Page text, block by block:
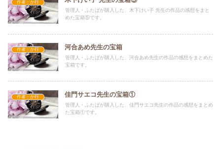
作者：か行
管理人・ふたばが購入した、木下けい子 先生の作品の感想をまと
めた宝箱⑤です。
作者：か行 河合あめ先生の宝箱
管理人・ふたばが購入した、河合あめ先生の作品の感想をまとめた
宝箱です。
作者：か行 佳門サエコ先生の宝箱①
管理人・ふたばが購入した、佳門サエコ先生の作品の感想をまとめ
た宝箱①です。